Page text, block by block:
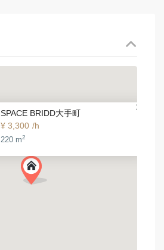
SPACE BRIDD大手町
¥ 3,300 /h
220 m2